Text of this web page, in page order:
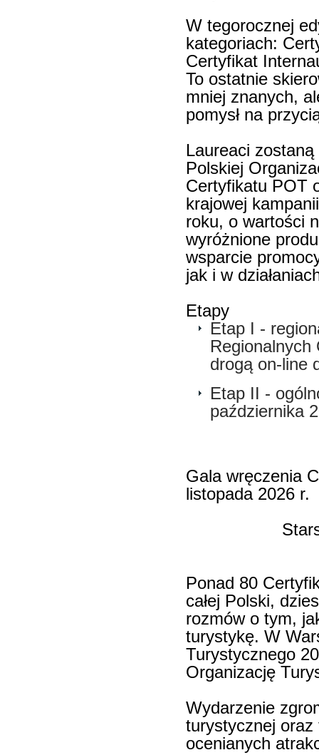
W tegorocznej
kategoriach:
Certyfikat
To ostatnie
mniej znanych,
pomysł na
Laureaci
Polskiej
Certyfikatu POT
krajowej
roku, o wartości
wyróżnione
wsparcie
jak i w
Etapy
Etap I -
drogą on-line
Etap II -
października
Gala wręczenia
listopada 2026 r.
Ponad 80
całej Polski,
rozmów o tym,
turystykę. W
Turystycznego
Organizację
Wydarzenie
turystycznej oraz
ocenianych